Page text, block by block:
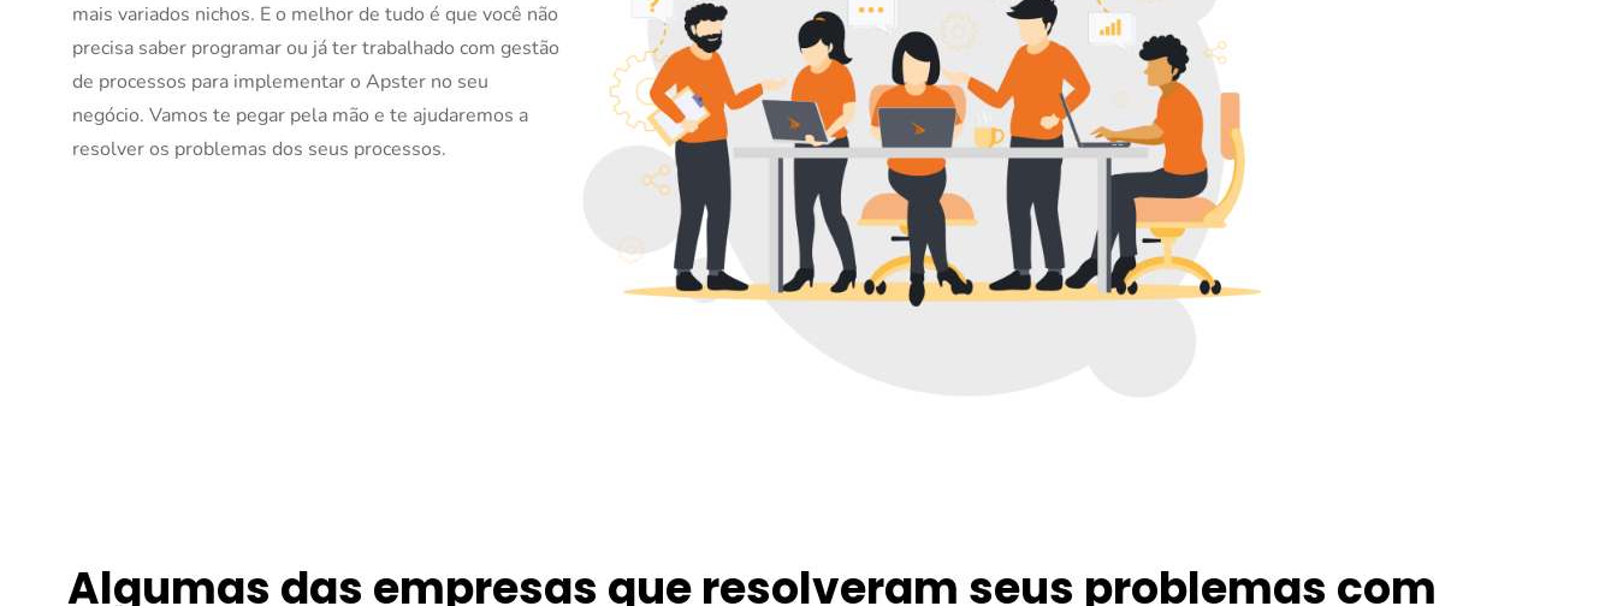
mais variados nichos. E o melhor de tudo é que você não
precisa saber programar ou já ter trabalhado com gestão
de processos para implementar o Apster no seu
negócio. Vamos te pegar pela mão e te ajudaremos a
resolver os problemas dos seus processos.
Algumas das empresas que resolveram seus problemas com